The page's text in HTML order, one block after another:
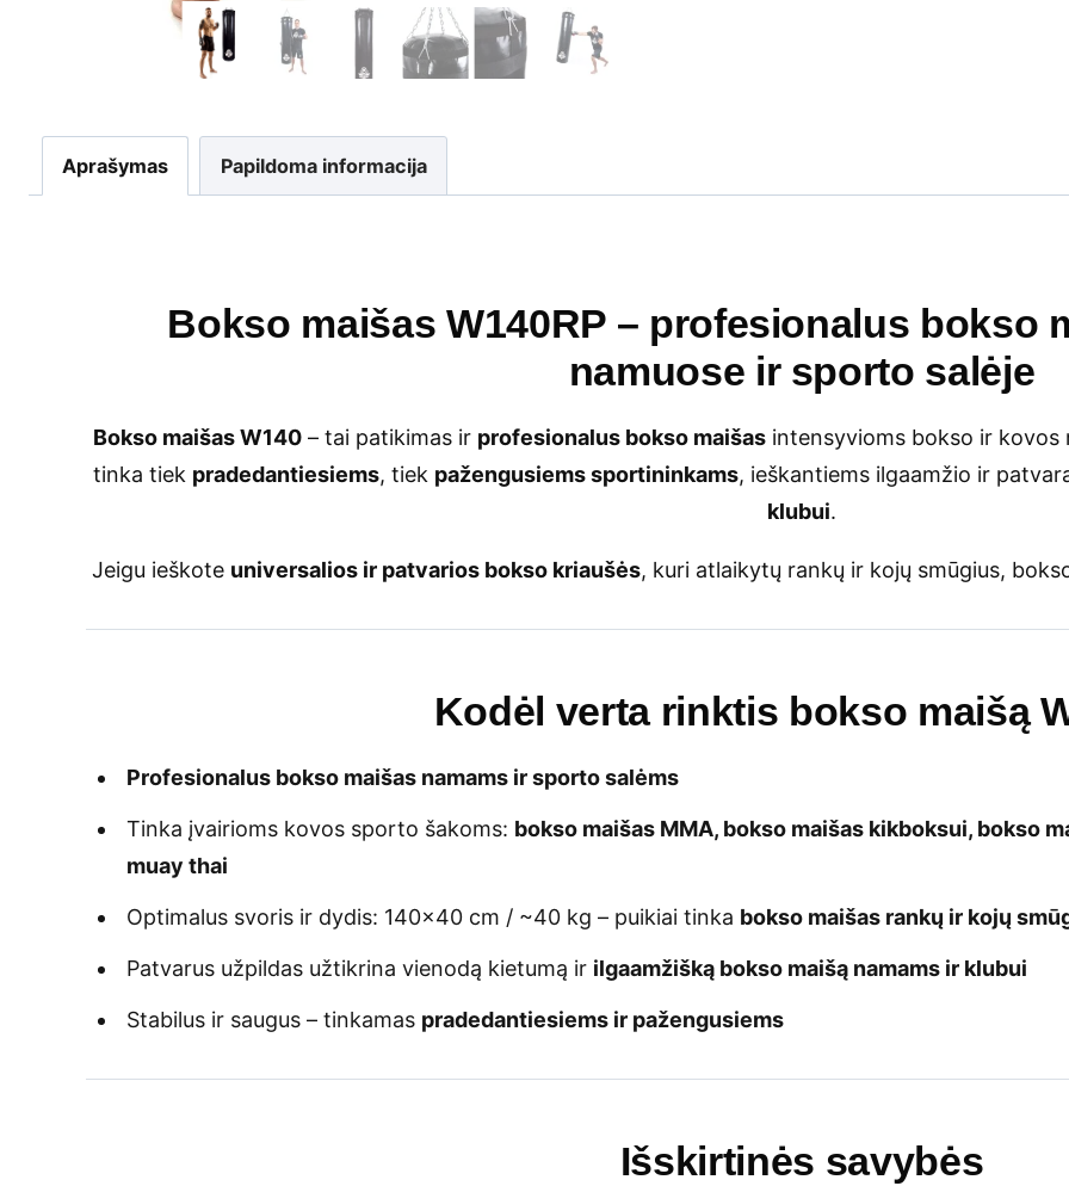
Aprašymas Papildoma informacija
Bokso maišas W140RP – profesionalus bokso
namuose ir sporto salėje
Bokso maišas W140 – tai patikimas ir profesionalus bokso maišas intensyvioms bokso ir kovos
tinka tiek pradedantiesiems, tiek pažengusiems sportininkams, ieškantiems ilgaamžio ir
klubui.
Jeigu ieškote universalios ir patvarios bokso kriaušės, kuri atlaikytų rankų ir kojų smūgius,
Kodėl verta rinktis bokso maišą
Profesionalus bokso maišas namams ir sporto salėms
Tinka įvairioms kovos sporto šakoms: bokso maišas MMA, bokso maišas kikboksui, bokso
muay thai
Optimalus svoris ir dydis: 140×40 cm / ~40 kg – puikiai tinka bokso maišas rankų ir kojų
Patvarus užpildas užtikrina vienodą kietumą ir ilgaamžišką bokso maišą namams ir klubui
Stabilus ir saugus – tinkamas pradedantiesiems ir pažengusiems
Išskirtinės savybės